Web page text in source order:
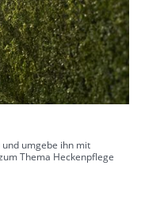
umgebe ihn mit
Thema Heckenpflege